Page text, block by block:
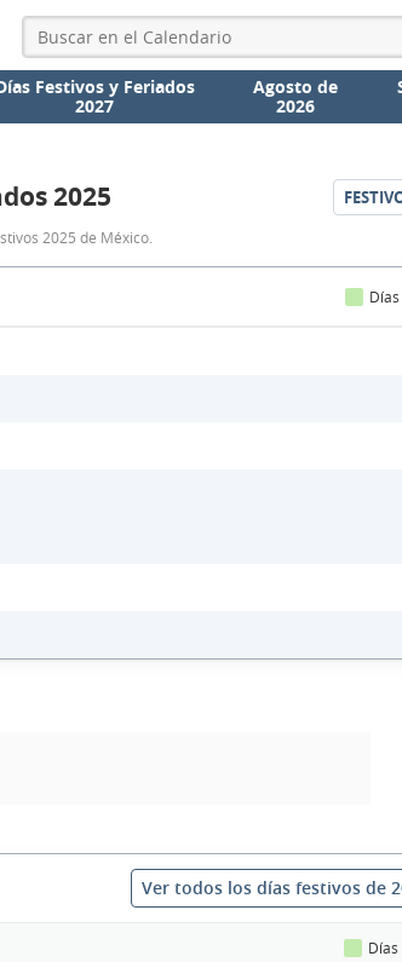
Festivos y Feriados
2027
Agosto de
2026
2025
2025 de México.
Ver todos los días festivos de
Días